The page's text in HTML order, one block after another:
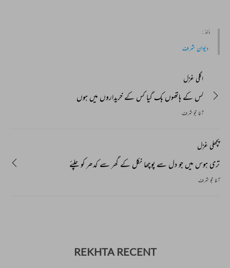
مأخذ :
دیوان شرف
اگلی غزل
کس کے ہاتھوں بک گیا کس کے خریداروں میں ہوں
آغا حجو شرف
پچھلی غزل
تری ہوس میں جو دل سے پوچھا نکل کے گھر سے کدھر کو چلئے
آغا حجو شرف
REKHTA RECENT